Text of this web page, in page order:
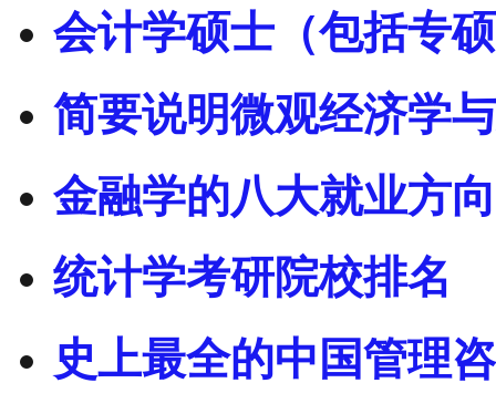
会计学硕士（包括专
简要说明微观经济学
金融学的八大就业方
统计学考研院校排名
史上最全的中国管理